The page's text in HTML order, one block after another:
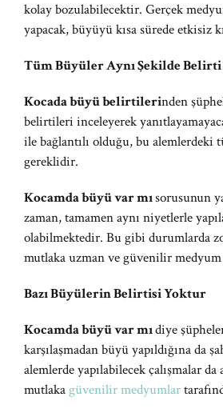
kolay bozulabilecektir. Gerçek
yapacak, büyüyü kısa sürede etkisiz
Tüm Büyüler Aynı Şekilde
Kocada büyü belirtilerinden
belirtileri inceleyerek
ile bağlantılı olduğu, bu
gereklidir.
Kocamda büyü var mısorusunun
zaman, tamamen aynı niyetlerle
olabilmektedir. Bu gibi durumlarda
mutlaka uzman ve güvenilir
Bazı Büyülerin Belirtisi Yoktur
Kocamda büyü var mıdiye
karşılaşmadan büyü yapıldığına
alemlerde yapılabilecek çalışmalar
mutlaka güvenilir medyumlar